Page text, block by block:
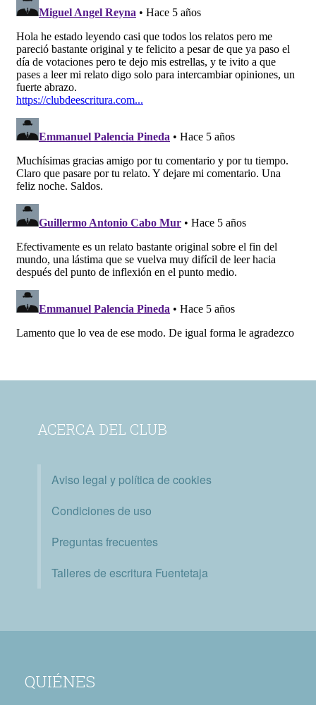
ACERCA DEL CLUB
Aviso legal y política de cookies
Condiciones de uso
Preguntas frecuentes
Talleres de escritura Fuentetaja
QUIÉNES